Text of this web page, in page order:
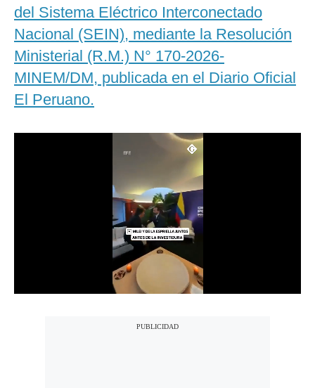
Mix
G de Gestión
Notas Contratadas
Somos?
del Sistema Eléctrico Interconectado
Nacional (SEIN), mediante la Resolución
Ministerial (R.M.) N° 170-2026-
MINEM/DM, publicada en el Diario Oficial
El Peruano.